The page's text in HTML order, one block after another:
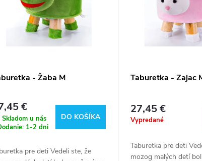
- Žaba M
€
Skladom u nás
1-2 dni
DO KOŠÍKA
pre deti Vedeli ste, že
Taburetka - Zajac
27,45 €
Vypredané
Taburetka pre deti
mozog malých detí